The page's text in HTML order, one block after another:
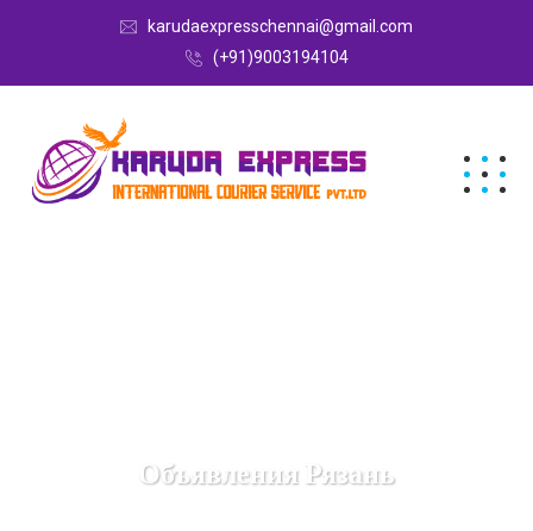
karudaexpresschennai@gmail.com
(+91)9003194104
Объявления Рязань